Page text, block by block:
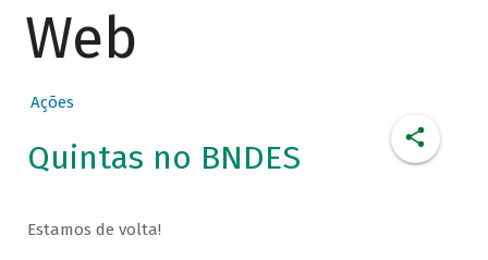
Web
Ações
Quintas no BNDES
Estamos de volta!